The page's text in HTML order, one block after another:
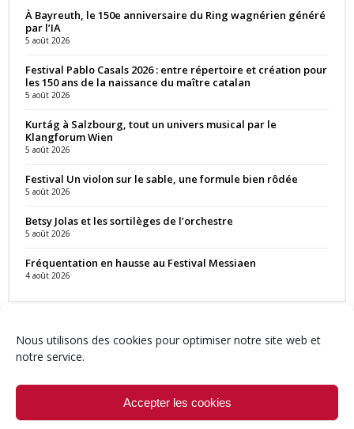
Nous utilisons des cookies pour optimiser notre site web et
notre service.
Accepter les cookies
À Bayreuth, le 150e anniversaire du Ring wagnérien généré
par l’IA
5 août 2026
Festival Pablo Casals 2026 : entre répertoire et création pour
les 150 ans de la naissance du maître catalan
5 août 2026
Kurtág à Salzbourg, tout un univers musical par le
Klangforum Wien
5 août 2026
Festival Un violon sur le sable, une formule bien rôdée
5 août 2026
Betsy Jolas et les sortilèges de l’orchestre
5 août 2026
Fréquentation en hausse au Festival Messiaen
4 août 2026